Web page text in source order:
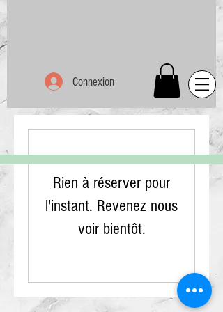
Connexion
Rien à réserver pour
l'instant. Revenez nous
voir bientôt.